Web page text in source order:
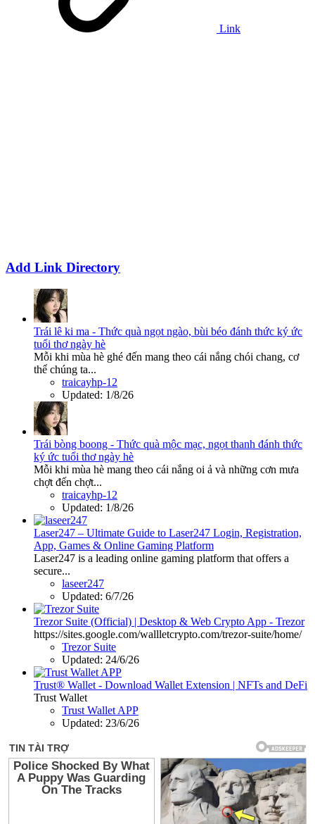
Link
Add Link Directory
Trái lê ki ma - Thức quà ngọt ngào, bùi béo đánh thức ký ức
tuổi thơ ngày hè
Mỗi khi mùa hè ghé đến mang theo cái nắng chói chang, cơ
thể chúng ta...
traicayhp-12
Updated: 1/8/26
Trái bòng boong - Thức quà mộc mạc, ngọt thanh đánh thức
ký ức tuổi thơ ngày hè
Mỗi khi mùa hè mang theo cái nắng oi ả và những cơn mưa
chợt đến chợt...
traicayhp-12
Updated: 1/8/26
Laser247 – Ultimate Guide to Laser247 Login, Registration,
App, Games & Online Gaming Platform
Laser247 is a leading online gaming platform that offers a
secure...
laseer247
Updated: 6/7/26
Trezor Suite (Official) | Desktop & Web Crypto App - Trezor
https://sites.google.com/wallletcrypto.com/trezor-suite/home/
Trezor Suite
Updated: 24/6/26
Trust® Wallet - Download Wallet Extension | NFTs and DeFi
Trust Wallet
Trust Wallet APP
Updated: 23/6/26